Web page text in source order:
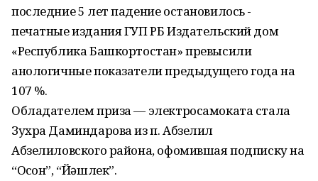
последние 5 лет падение остановилось -
печатные издания ГУП РБ Издательский дом
«Республика Башкортостан» превысили
анологичные показатели предыдущего года на
107 %.
Обладателем приза — электросамоката стала
Зухра Даминдарова из п. Абзелил
Абзелиловского района, офомившая подписку на
“Осҡон”, “Йәшлек”.